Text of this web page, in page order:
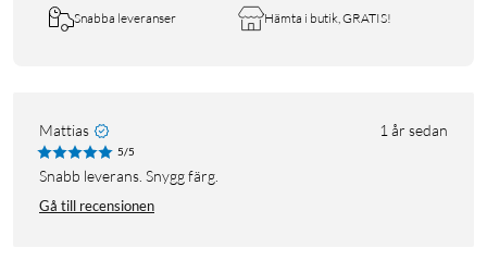
Snabba leveranser Hämta i butik, GRATIS!
Mattias 1 år sedan
5/5
Snabb leverans. Snygg färg.
Gå till recensionen